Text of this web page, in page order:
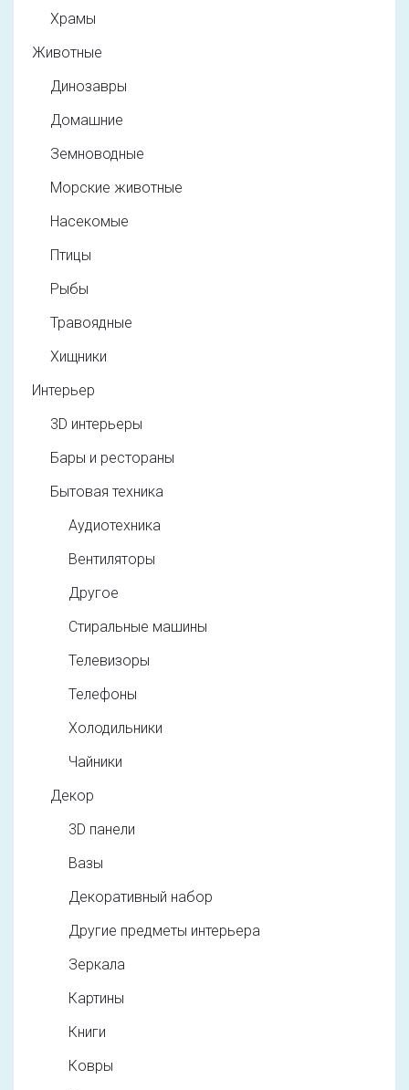
Храмы
Животные
Динозавры
Домашние
Земноводные
Морские животные
Насекомые
Птицы
Рыбы
Травоядные
Хищники
Интерьер
3D интерьеры
Бары и рестораны
Бытовая техника
Аудиотехника
Вентиляторы
Другое
Стиральные машины
Телевизоры
Телефоны
Холодильники
Чайники
Декор
3D панели
Вазы
Декоративный набор
Другие предметы интерьера
Зеркала
Картины
Книги
Ковры